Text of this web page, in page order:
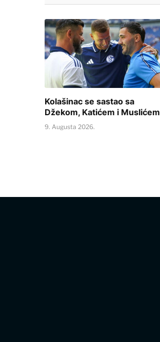
Kolašinac se sastao sa
Džekom, Katićem i Muslićem
9. Augusta 2026.